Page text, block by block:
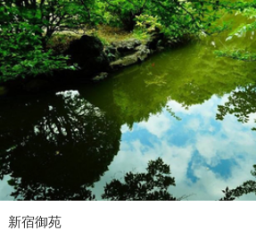
新宿御苑